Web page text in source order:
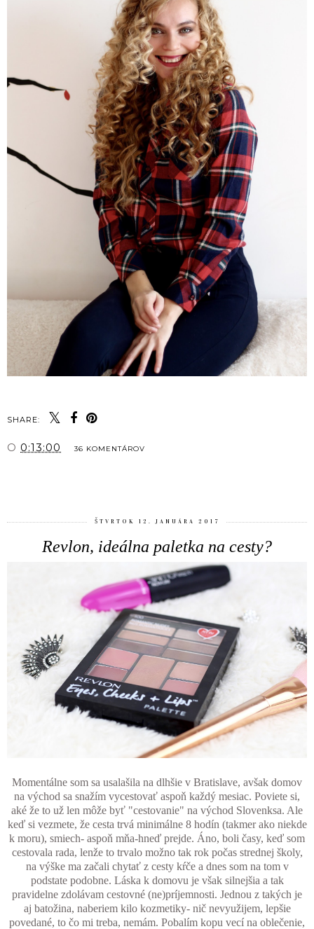
SHARE:
O 0:13:00 36 KOMENTÁROV
ŠTVRTOK 12. JANUÁRA 2017
Revlon, ideálna paletka na cesty?
Momentálne som sa usalašila na dlhšie v Bratislave, avšak domov
na východ sa snažím vycestovať aspoň každý mesiac. Poviete si,
aké že to už len môže byť "cestovanie" na východ Slovenksa. Ale
keď si vezmete, že cesta trvá minimálne 8 hodín (takmer ako niekde
k moru), smiech- aspoň mňa-hneď prejde. Áno, boli časy, keď som
cestovala rada, lenže to trvalo možno tak rok počas strednej školy,
na výške ma začali chytať z cesty kŕče a dnes som na tom v
podstate podobne. Láska k domovu je však silnejšia a tak
pravidelne zdolávam cestovné (ne)príjemnosti. Jednou z takých je
aj batožina, naberiem kilo kozmetiky- nič nevyužijem, lepšie
povedané, to čo mi treba, nemám. Pobalím kopu vecí na oblečenie,